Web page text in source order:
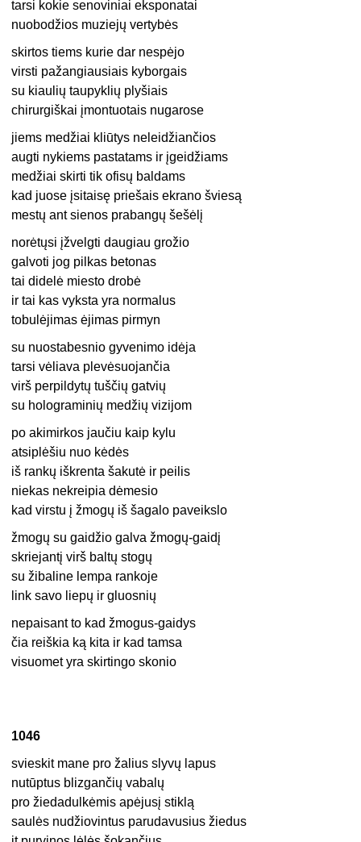
tarsi kokie senoviniai eksponatai
nuobodžios muziejų vertybės
skirtos tiems kurie dar nespėjo
virsti pažangiausiais kyborgais
su kiaulių taupyklių plyšiais
chirurgiškai įmontuotais nugarose
jiems medžiai kliūtys neleidžiančios
augti nykiems pastatams ir įgeidžiams
medžiai skirti tik ofisų baldams
kad juose įsitaisę priešais ekrano šviesą
mestų ant sienos prabangų šešėlį
norėtųsi įžvelgti daugiau grožio
galvoti jog pilkas betonas
tai didelė miesto drobė
ir tai kas vyksta yra normalus
tobulėjimas ėjimas pirmyn
su nuostabesnio gyvenimo idėja
tarsi vėliava plevėsuojančia
virš perpildytų tuščių gatvių
su holograminių medžių vizijom
po akimirkos jaučiu kaip kylu
atsiplėšiu nuo kėdės
iš rankų iškrenta šakutė ir peilis
niekas nekreipia dėmesio
kad virstu į žmogų iš šagalo paveikslo
žmogų su gaidžio galva žmogų-gaidį
skriejantį virš baltų stogų
su žibaline lempa rankoje
link savo liepų ir gluosnių
nepaisant to kad žmogus-gaidys
čia reiškia ką kita ir kad tamsa
visuomet yra skirtingo skonio
1046
svieskit mane pro žalius slyvų lapus
nutūptus blizgančių vabalų
pro žiedadulkėmis apėjusį stiklą
saulės nudžiovintus parudavusius žiedus